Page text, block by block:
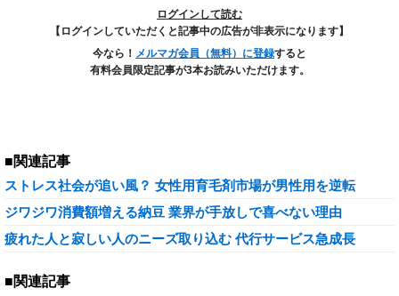
ログインして読む
【ログインしていただくと記事中の広告が非表示になります】
今なら！ メルマガ会員（無料）に登録すると
有料会員限定記事が3本お読みいただけます。
■関連記事
ストレス社会が追い風？ 女性用育毛剤市場が男性用を逆転
ジワジワ消費額増える納豆 業界が手放しで喜べない理由
疲れた人と寂しい人のニーズ取り込む 代行サービス急成長
■関連記事